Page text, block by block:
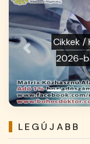
Previous
LEGÚJABB